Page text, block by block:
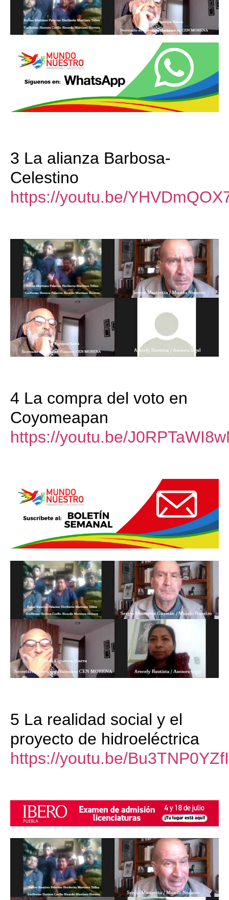
3 La alianza Barbosa-
Celestino
https://youtu.be/
4 La compra del voto en
Coyomeapan
https://youtu.be/
5 La realidad social y el
proyecto de hidroeléctrica
https://youtu.be/Bu3TNP0YZfI